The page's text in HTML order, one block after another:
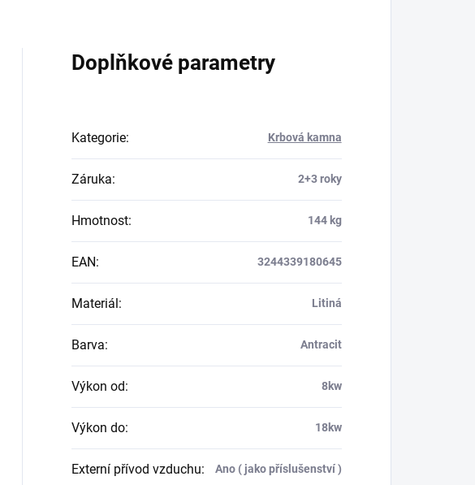
Doplňkové parametry
Kategorie: Krbová kamna
Záruka: 2+3 roky
Hmotnost: 144 kg
EAN: 3244339180645
Materiál: Litiná
Barva: Antracit
Výkon od: 8kw
Výkon do: 18kw
Externí přívod vzduchu: Ano ( jako příslušenství )